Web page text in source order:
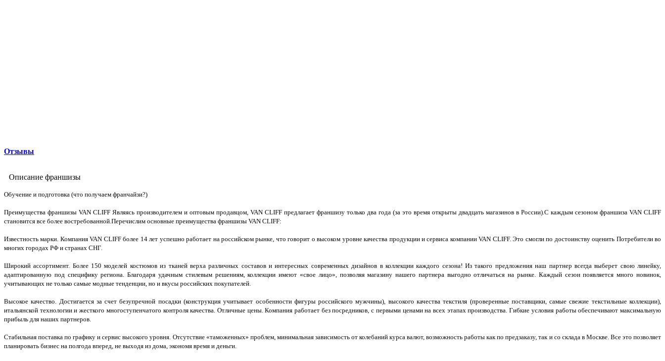
Отзывы
Описание франшизы
Обучение и подготовка (что получаем франчайзи?)
Преимущества франшизы VAN CLIFF Являясь производителем и оптовым продавцом, VAN CLIFF предлагает франшизу только два года (за это время открыты двадцать магазинов в России).С каждым сезоном франшиза VAN CLIFF
становится все более востребованной.Перечислим основные преимущества франшизы VAN CLIFF:
Известность марки. Компания VAN CLIFF более 14 лет успешно работает на российском рынке, что говорит о высоком уровне качества продукции и сервиса компании VAN CLIFF. Это смогли по достоинству оценить Потребители во
многих городах РФ и странах СНГ.
Широкий ассортимент. Более 150 моделей костюмов из тканей верха различных составов и интересных современных дизайнов в коллекции каждого сезона! Из такого предложения наш партнер всегда выберет свою линейку,
адаптированную под специфику региона. Благодаря удачным стилевым решениям, коллекции имеют «свое лицо», позволяя магазину нашего партнера выгодно отличаться на рынке. Каждый сезон появляется много новинок,
учитывающих не только самые модные тенденции, но и вкусы российских покупателей.
Высокое качество. Достигается за счет безупречной посадки (конструкция учитывает особенности фигуры российского мужчины), высокого качества текстиля (проверенные поставщики, самые свежие текстильные коллекции),
итальянской технологии и жесткого многоступенчатого контроля качества. Отличные цены. Компания работает без посредников, с первыми ценами на всех этапах производства. Гибкие условия работы обеспечивают максимальную
прибыль для наших партнеров.
Стабильная поставка по графику и сервис высокого уровня. Отсутствие «таможенных» проблем, минимальная зависимость от колебаний курса валют, возможность работы как по предзаказу, так и со склада в Москве. Все это позволяет
планировать бизнес на полгода вперед, не выходя из дома, экономя время и деньги.